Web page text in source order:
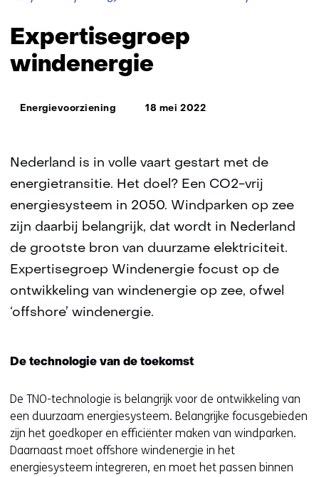
Expertisegroep
windenergie
Thema:
Energievoorziening 18 mei 2022
Nederland is in volle vaart gestart met de
energietransitie. Het doel? Een CO2-vrij
energiesysteem in 2050. Windparken op zee
zijn daarbij belangrijk, dat wordt in Nederland
de grootste bron van duurzame elektriciteit.
Expertisegroep Windenergie focust op de
ontwikkeling van windenergie op zee, ofwel
‘offshore’ windenergie.
De technologie van de toekomst
De TNO-technologie is belangrijk voor de ontwikkeling van
een duurzaam energiesysteem. Belangrijke focusgebieden
zijn het goedkoper en efficiënter maken van windparken.
Daarnaast moet offshore windenergie in het
energiesysteem integreren, en moet het passen binnen